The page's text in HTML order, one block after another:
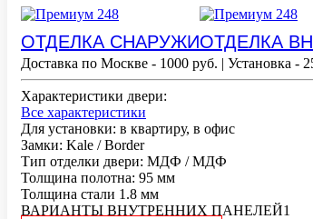
ОТДЕЛКА СНАРУЖИОТДЕЛКА
Доставка по Москве - 1000 руб. | Установка -
Характеристики двери:
Все характеристики
Для установки: в квартиру, в офис
Замки: Kale / Border
Тип отделки двери: МДФ / МДФ
Толщина полотна: 95 мм
Толщина стали 1.8 мм
ВАРИАНТЫ ВНУТРЕННИХ ПАНЕЛЕЙ1